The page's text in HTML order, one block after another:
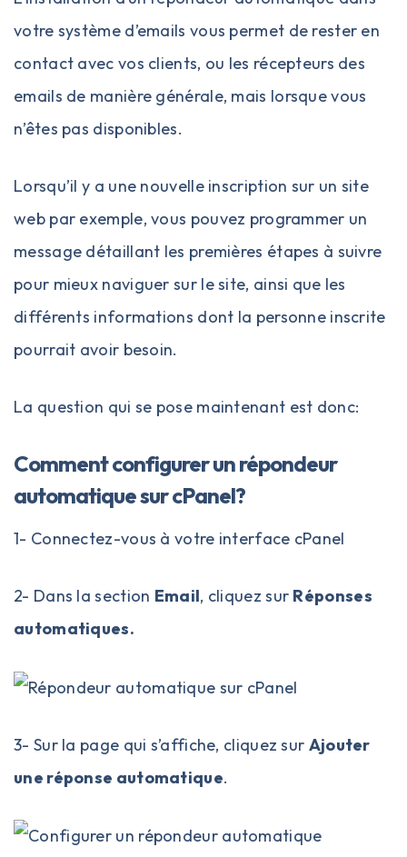
votre système d’emails vous permet de rester en
contact avec vos clients, ou les récepteurs des
emails de manière générale, mais lorsque vous
n’êtes pas disponibles.
Lorsqu’il y a une nouvelle inscription sur un site
web par exemple, vous pouvez programmer un
message détaillant les premières étapes à suivre
pour mieux naviguer sur le site, ainsi que les
différents informations dont la personne inscrite
pourrait avoir besoin.
La question qui se pose maintenant est donc:
Comment configurer un répondeur
automatique sur cPanel?
1- Connectez-vous à votre interface cPanel
2- Dans la section Email, cliquez sur Réponses
automatiques.
3- Sur la page qui s’affiche, cliquez sur Ajouter
une réponse automatique.